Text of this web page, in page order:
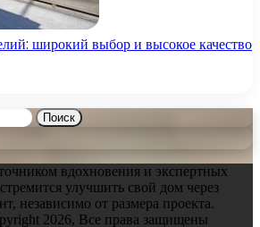
широкий выбор и высокое качество
вдохновения и экспертных
улучшить свой дом через
независимо от размера проекта.
2026, Все права защищены